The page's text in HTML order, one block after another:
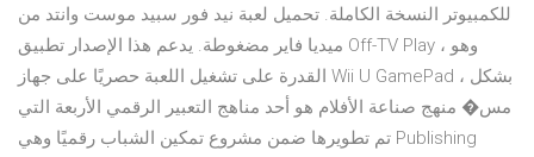
للكمبيوتر النسخة الكاملة. تحميل لعبة نيد فور سبيد موست وانتد من
ميديا فاير مضغوطة. يدعم هذا الإصدار تطبيق Off-TV Play ، وهو
القدرة على تشغيل اللعبة حصريًا على جهاز Wii U GamePad ، بشكل
مس� منهج صناعة الأفلام هو أحد مناهج التعبير الرقمي الأربعة التي
تم تطويرها ضمن مشروع تمكين الشباب رقميًا وهي Publishing